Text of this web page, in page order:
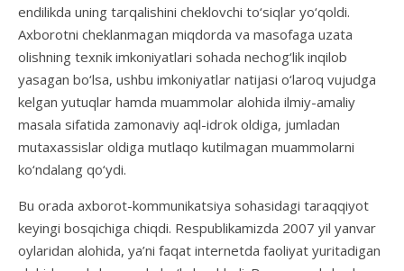
endilikda uning tarqalishini cheklovchi to‘siqlar yo‘qoldi.
Axborotni cheklanmagan miqdorda va masofaga uzata
olishning texnik imkoniyatlari sohada nechog‘lik inqilob
yasagan bo‘lsa, ushbu imkoniyatlar natijasi o‘laroq vujudga
kelgan yutuqlar hamda muammolar alohida ilmiy-amaliy
masala sifatida zamonaviy aql-idrok oldiga, jumladan
mutaxassislar oldiga mutlaqo kutilmagan muammolarni
ko‘ndalang qo‘ydi.
Bu orada axborot-kommunikatsiya sohasidagi taraqqiyot
keyingi bosqichiga chiqdi. Respublikamizda 2007 yil yanvar
oylaridan alohida, ya’ni faqat internetda faoliyat yuritadigan